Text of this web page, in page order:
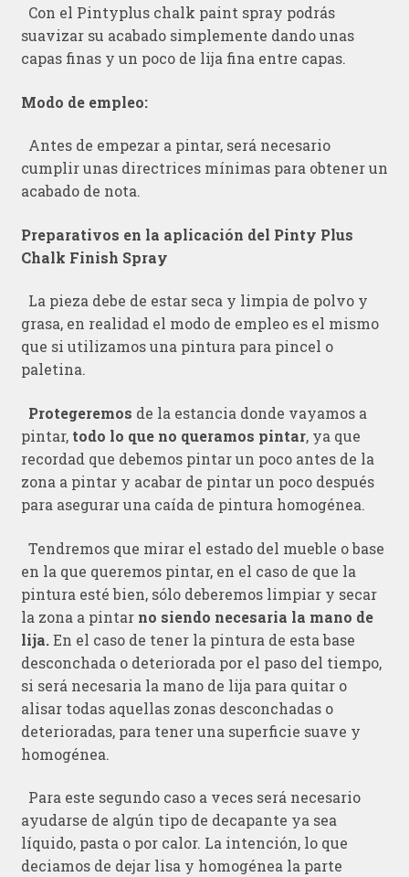
Con el Pintyplus chalk paint spray podrás
suavizar su acabado simplemente dando unas
capas finas y un poco de lija fina entre capas.
Modo de empleo:
Antes de empezar a pintar, será necesario
cumplir unas directrices mínimas para obtener un
acabado de nota.
Preparativos en la aplicación del Pinty Plus
Chalk Finish Spray
La pieza debe de estar seca y limpia de polvo y
grasa, en realidad el modo de empleo es el mismo
que si utilizamos una pintura para pincel o
paletina.
Protegeremos de la estancia donde vayamos a
pintar,todo lo que no queramos pintar, ya que
recordad que debemos pintar un poco antes de la
zona a pintar y acabar de pintar un poco después
para asegurar una caída de pintura homogénea.
Tendremos que mirar el estado del mueble o base
en la que queremos pintar, en el caso de que la
pintura esté bien, sólo deberemos limpiar y secar
la zona a pintar no siendo necesaria la mano de
lija.En el caso de tener la pintura de esta base
desconchada o deteriorada por el paso del tiempo,
si será necesaria la mano de lija para quitar o
alisar todas aquellas zonas desconchadas o
deterioradas, para tener una superficie suave y
homogénea.
Para este segundo caso a veces será necesario
ayudarse de algún tipo de decapante ya sea
líquido, pasta o por calor. La intención, lo que
deciamos de dejar lisa y homogénea la parte